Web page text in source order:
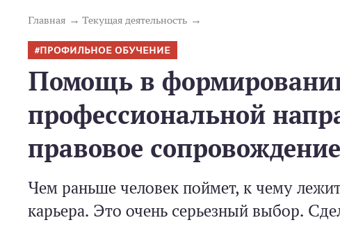
Главная Текущая деятельность
ПРОФИЛЬНОЕ ОБУЧЕНИЕ
Помощь в
профессиональной
правовое сопровождение
Чем раньше человек поймет, к чему
карьера. Это очень серьезный выбор.